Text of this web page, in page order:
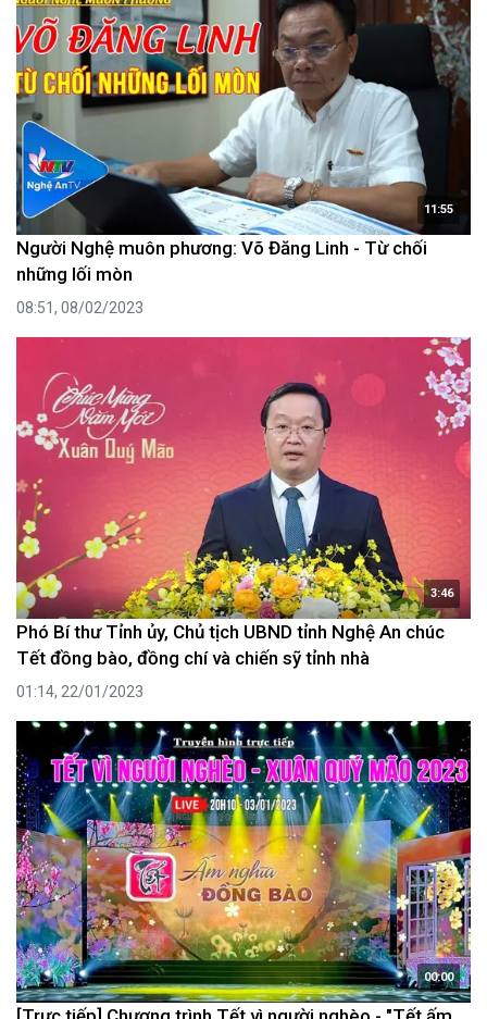
11:55
Người Nghệ muôn phương: Võ Đăng Linh - Từ chối
những lối mòn
08:51, 08/02/2023
3:46
Phó Bí thư Tỉnh ủy, Chủ tịch UBND tỉnh Nghệ An chúc
Tết đồng bào, đồng chí và chiến sỹ tỉnh nhà
01:14, 22/01/2023
00:00